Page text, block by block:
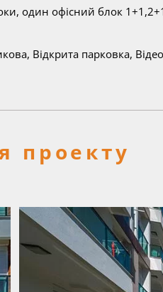
один офісний блок
Відкрита парковка,
проекту